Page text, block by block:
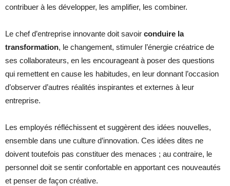
contribuer à les développer, les amplifier, les combiner.
Le chef d’entreprise innovante doit savoir conduire la
transformation, le changement, stimuler l’énergie créatrice de
ses collaborateurs, en les encourageant à poser des questions
qui remettent en cause les habitudes, en leur donnant l’occasion
d’observer d’autres réalités inspirantes et externes à leur
entreprise.
Les employés réfléchissent et suggèrent des idées nouvelles,
ensemble dans une culture d’innovation. Ces idées dites ne
doivent toutefois pas constituer des menaces ; au contraire, le
personnel doit se sentir confortable en apportant ces nouveautés
et penser de façon créative.